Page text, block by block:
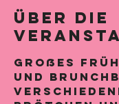
Über die
Großes
und